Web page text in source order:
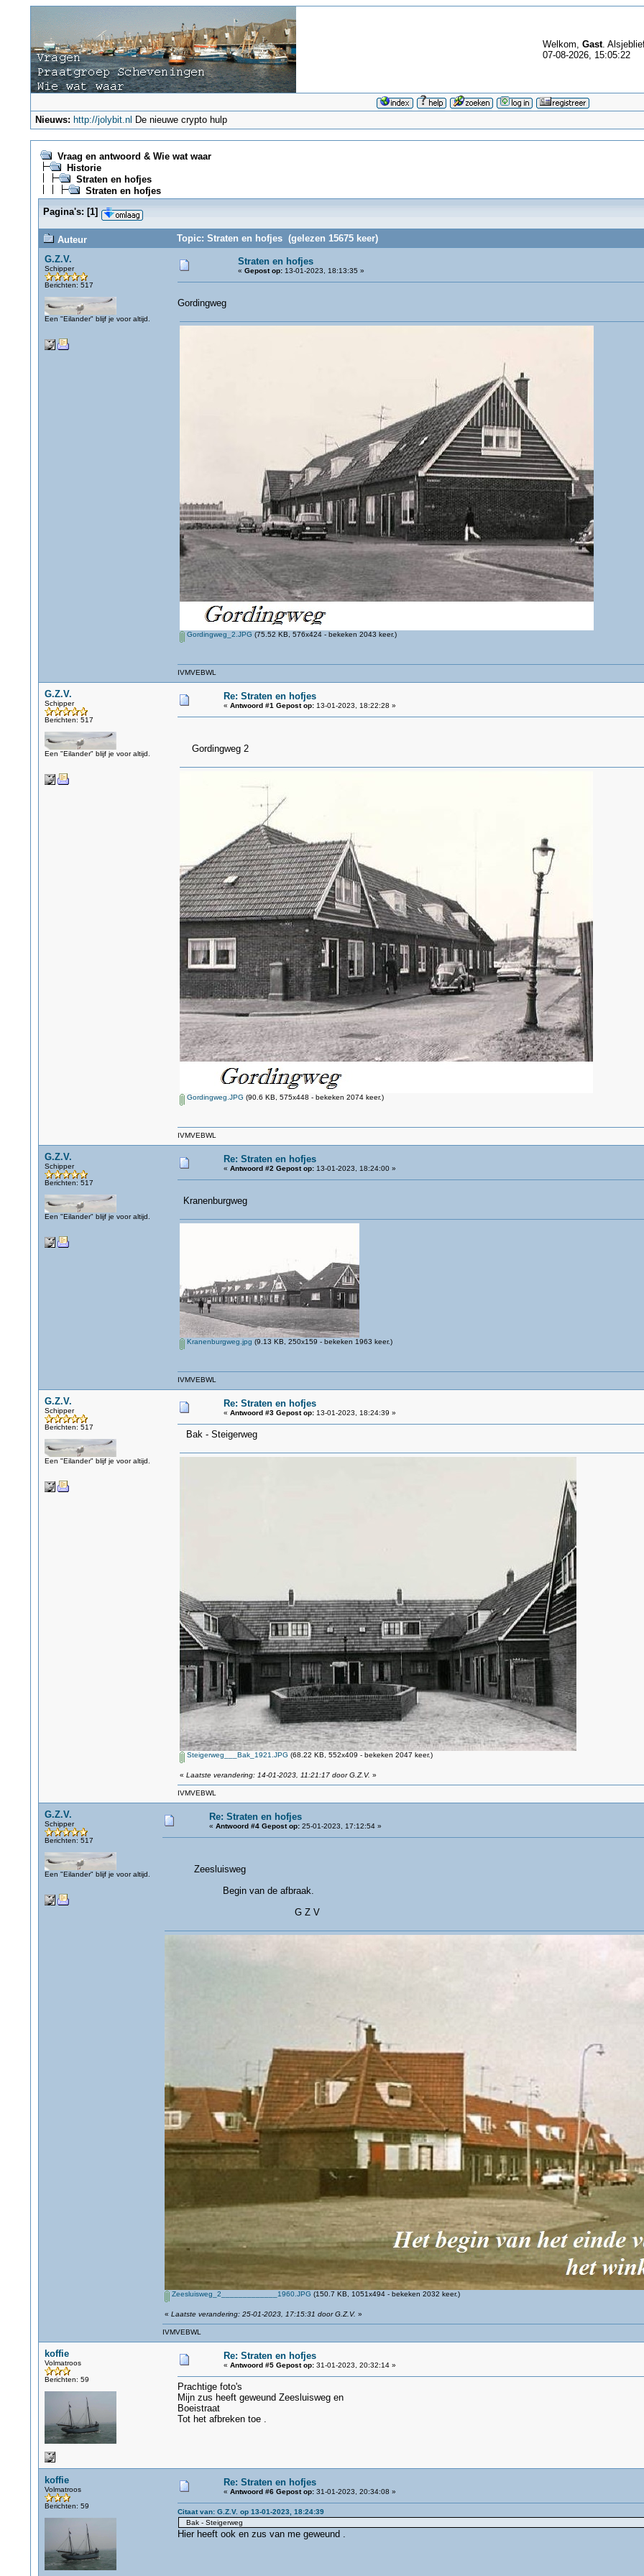
Welkom, Gast.
07-08-2026, 15:05:22
Nieuws: http://jolybit.nl De nieuwe crypto hulp
Vraag en antwoord & Wie wat waar
Historie
Straten en hofjes
Straten en hofjes
Pagina's: [1]
Auteur
Topic: Straten en hofjes (gelezen 15675 keer)
G.Z.V.
Schipper
Berichten: 517
Een "Eilander" blijf je voor altijd.
Straten en hofjes
« Gepost op:13-01-2023, 18:13:35 »
Gordingweg
Gordingweg_2.JPG (75.52 KB, 576x424 - bekeken 2043 keer.)
IVMVEBWL
G.Z.V.
Schipper
Berichten: 517
Een "Eilander" blijf je voor altijd.
Re: Straten en hofjes
« Antwoord #1 Gepost op:13-01-2023, 18:22:28 »
Gordingweg 2
Gordingweg.JPG (90.6 KB, 575x448 - bekeken 2074 keer.)
IVMVEBWL
G.Z.V.
Schipper
Berichten: 517
Een "Eilander" blijf je voor altijd.
Re: Straten en hofjes
« Antwoord #2 Gepost op:13-01-2023, 18:24:00 »
Kranenburgweg
Kranenburgweg.jpg (9.13 KB, 250x159 - bekeken 1963 keer.)
IVMVEBWL
G.Z.V.
Schipper
Berichten: 517
Een "Eilander" blijf je voor altijd.
Re: Straten en hofjes
« Antwoord #3 Gepost op:13-01-2023, 18:24:39 »
Bak - Steigerweg
Steigerweg___Bak_1921.JPG (68.22 KB, 552x409 - bekeken 2047 keer.)
« Laatste verandering: 14-01-2023, 11:21:17 door G.Z.V. »
IVMVEBWL
G.Z.V.
Schipper
Berichten: 517
Een "Eilander" blijf je voor altijd.
Re: Straten en hofjes
« Antwoord #4 Gepost op:25-01-2023, 17:12:54 »
Zeesluisweg
Begin van de afbraak.
G Z V
Zeesluisweg_2_____________1960.JPG (150.7 KB, 1051x494 - bekeken 2032 keer.)
« Laatste verandering: 25-01-2023, 17:15:31 door G.Z.V. »
IVMVEBWL
koffie
Volmatroos
Berichten: 59
Re: Straten en hofjes
« Antwoord #5 Gepost op:31-01-2023, 20:32:14 »
Prachtige foto's
Mijn zus heeft geweund Zeesluisweg en
Boeistraat
Tot het afbreken toe .
koffie
Volmatroos
Berichten: 59
Re: Straten en hofjes
« Antwoord #6 Gepost op:31-01-2023, 20:34:08 »
Citaat van: G.Z.V. op 13-01-2023, 18:24:39
Bak - Steigerweg
Hier heeft ook en zus van me geweund .